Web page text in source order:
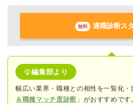
無料 適職診断ス
編集部より
幅広い業界・職種との相性を一覧化・
＆職種マッチ度診断 」がおすすめです